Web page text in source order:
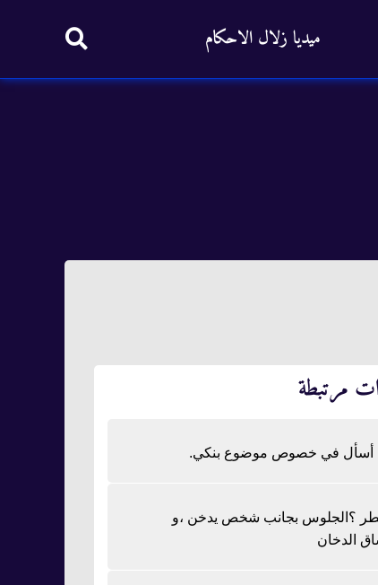
ميديا زلال الاحكام
مرتبطة
أسأل في خصوص موضوع بنكي.
؟الجلوس بجانب شخص يدخن ،و
الدخان